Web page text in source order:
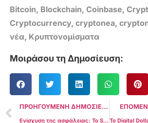
Bitcoin, Blockchain, Coinbase,
Cryptocurrency, cryptonea,
νέα, Κρυπτονομίσματα
Μοιράσου τη Δημοσίευση:
ΠΡΟΗΓΟΥΜΕΝΗ ΔΗΜΟΣΙΕΥΣΗ
Ενίσχυση της ασφάλειας: Το Sandbox υιοθετεί απαιτήσεις KYC για το πρωτόκολλο Staking